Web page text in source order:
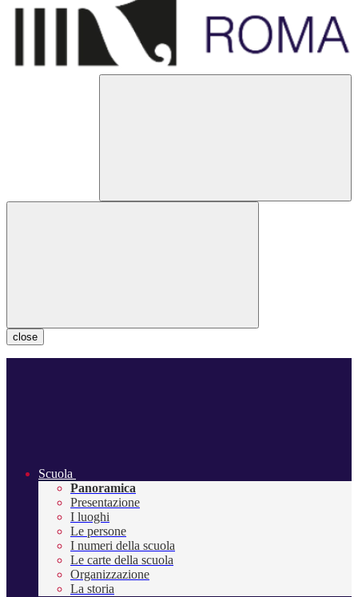
close
Scuola
Panoramica
Presentazione
I luoghi
Le persone
I numeri della scuola
Le carte della scuola
Organizzazione
La storia